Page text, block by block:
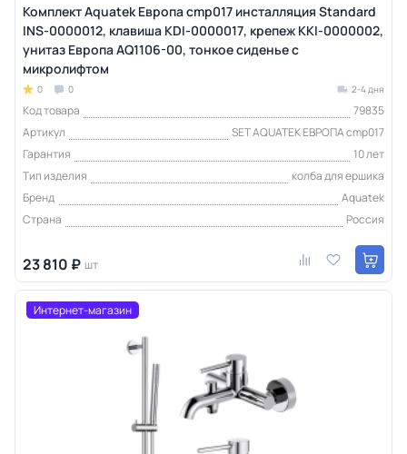
Комплект Aquatek Европа cmp017 инсталляция Standard
INS-0000012, клавиша KDI-0000017, крепеж KKI-0000002,
унитаз Европа AQ1106-00, тонкое сиденье с
микролифтом
0 0 2-4 дня
Код товара
79835
Артикул
SET AQUATEK ЕВРОПА cmp017
Гарантия
10 лет
Тип изделия
колба для ершика
Бренд
Aquatek
Страна
Россия
23 810 ₽ шт
Интернет-магазин